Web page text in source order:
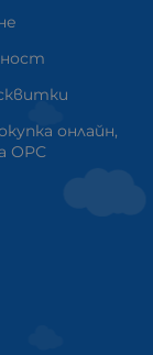
онлайн,
ОРС